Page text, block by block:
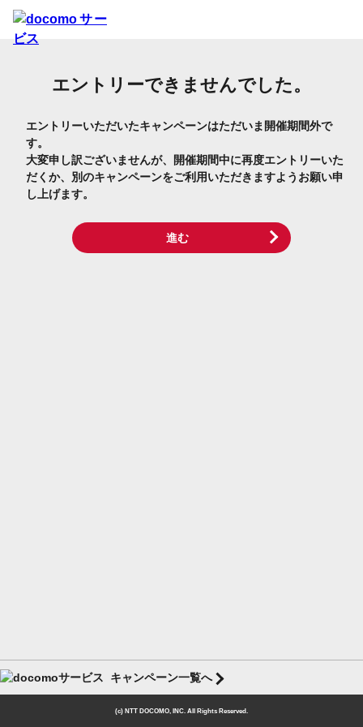
エントリーできませんでした。
エントリーいただいたキャンペーンはただいま開催期間外で
す。
大変申し訳ございませんが、開催期間中に再度エントリーいた
だくか、別のキャンペーンをご利用いただきますようお願い申
し上げます。
進む
キャンペーン一覧へ
(c) NTT DOCOMO, INC. All Rights Reserved.